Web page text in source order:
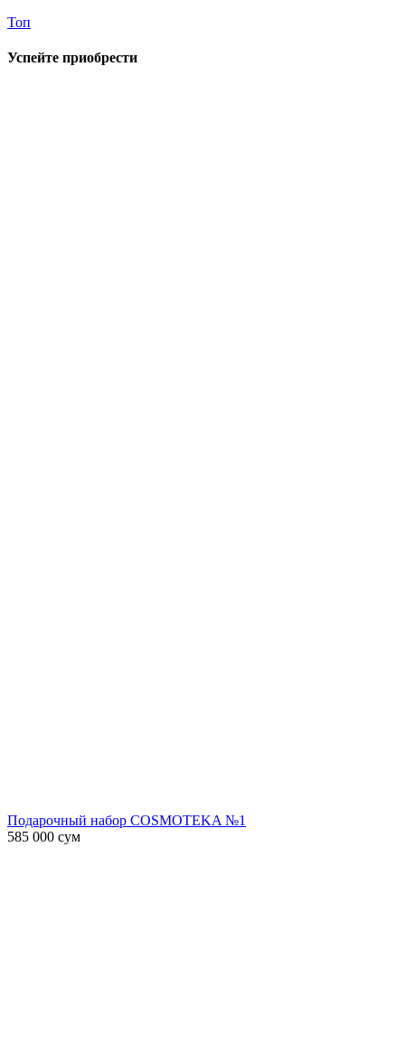
Топ
Успейте приобрести
Подарочный набор COSMOTEKA №1
585 000 сум